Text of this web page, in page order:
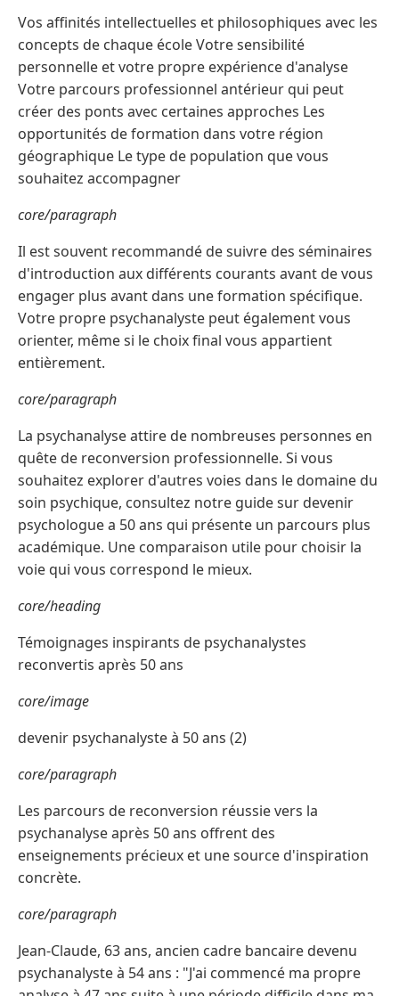
Vos affinités intellectuelles et philosophiques avec les
concepts de chaque école Votre sensibilité
personnelle et votre propre expérience d'analyse
Votre parcours professionnel antérieur qui peut
créer des ponts avec certaines approches Les
opportunités de formation dans votre région
géographique Le type de population que vous
souhaitez accompagner
core/paragraph
Il est souvent recommandé de suivre des séminaires
d'introduction aux différents courants avant de vous
engager plus avant dans une formation spécifique.
Votre propre psychanalyste peut également vous
orienter, même si le choix final vous appartient
entièrement.
core/paragraph
La psychanalyse attire de nombreuses personnes en
quête de reconversion professionnelle. Si vous
souhaitez explorer d'autres voies dans le domaine du
soin psychique, consultez notre guide sur devenir
psychologue a 50 ans qui présente un parcours plus
académique. Une comparaison utile pour choisir la
voie qui vous correspond le mieux.
core/heading
Témoignages inspirants de psychanalystes
reconvertis après 50 ans
core/image
devenir psychanalyste à 50 ans (2)
core/paragraph
Les parcours de reconversion réussie vers la
psychanalyse après 50 ans offrent des
enseignements précieux et une source d'inspiration
concrète.
core/paragraph
Jean-Claude, 63 ans, ancien cadre bancaire devenu
psychanalyste à 54 ans : "J'ai commencé ma propre